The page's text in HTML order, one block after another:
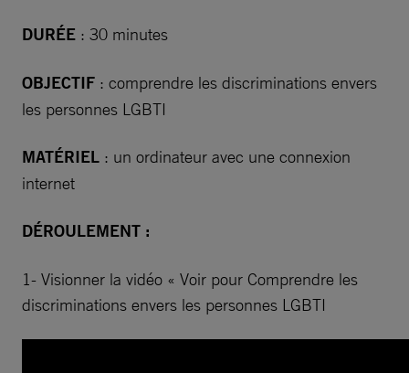
DURÉE : 30 minutes
OBJECTIF : comprendre les discriminations envers
les personnes LGBTI
MATÉRIEL : un ordinateur avec une connexion
internet
DÉROULEMENT :
1- Visionner la vidéo « Voir pour Comprendre les
discriminations envers les personnes LGBTI